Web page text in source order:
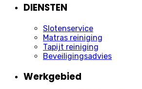
DIENSTEN
Slotenservice
Matras reiniging
Tapijt reiniging
Beveiligingsadvies
Werkgebied